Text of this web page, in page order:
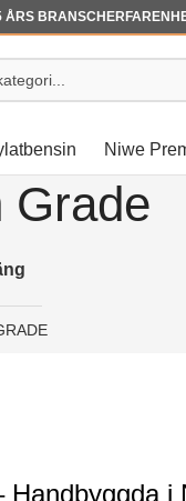
ÅRS
Niwe
Grade
i